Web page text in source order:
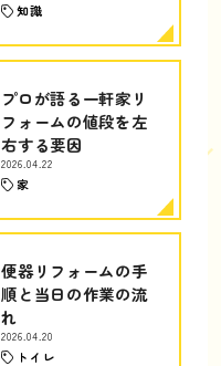
知識
プロが語る一軒家リ
フォームの値段を左
右する要因
2026.04.22
家
便器リフォームの手
順と当日の作業の流
れ
2026.04.20
トイレ